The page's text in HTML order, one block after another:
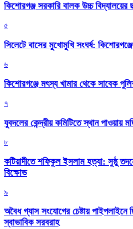
কিশোরগঞ্জ সরকারি বালক উচ্চ বিদ্যালয়ের
৫
সিলেটে বাসের মুখোমুখি সংঘর্ষ:
৬
কিশোরগঞ্জে মৎস্য খামার থেকে সাবেক
৭
যুবদলের কেন্দ্রীয় কমিটিতে স্থান পাওয়ায়
৮
কটিয়াদীতে শফিকুল ইসলাম হত্যা: সুষ্ঠু
বিক্ষোভ
৯
অবৈধ গ্যাস সংযোগের চেষ্টায় পাইপলাইনে
স্বাভাবিক সরবরাহ